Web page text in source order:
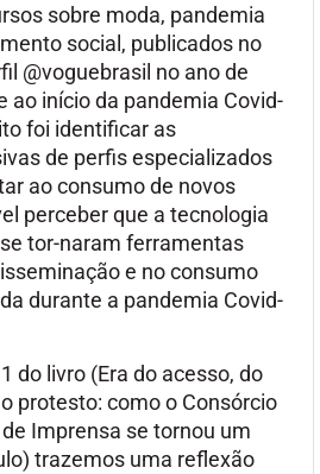
sobre moda, pandemia
social, publicados no
@voguebrasil no ano de
ao início da pandemia Covid-
foi identificar as
de perfis especializados
ao consumo de novos
perceber que a tecnologia
tor-naram ferramentas
e no consumo
durante a pandemia Covid-
do livro (Era do acesso, do
protesto: como o Consórcio
Imprensa se tornou um
trazemos uma reflexão